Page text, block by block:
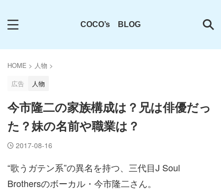
COCO’s BLOG
HOME > 人物 >
広告
人物
今市隆二の家族構成は？兄は俳優だっ
た？妹の名前や職業は？
2017-08-16
“歌うガテン系”の異名を持つ、三代目J Soul
Brothersのボーカル・今市隆二さん。